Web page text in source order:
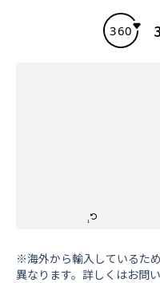
※海外から輸⼊しているた
異なります。詳しくはお問